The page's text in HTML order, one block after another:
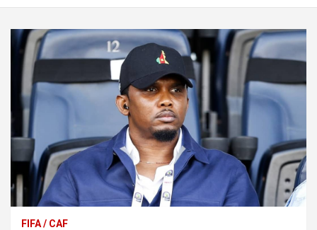
FIFA / CAF